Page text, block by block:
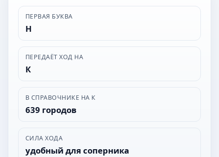
ПЕРВАЯ БУКВА
Н
ПЕРЕДАЁТ ХОД НА
К
В СПРАВОЧНИКЕ НА К
639 городов
СИЛА ХОДА
удобный для соперника